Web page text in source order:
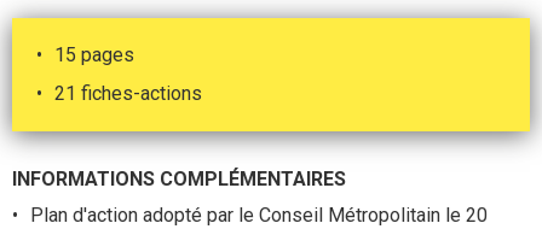
15 pages
21 fiches-actions
INFORMATIONS COMPLÉMENTAIRES
Plan d'action adopté par le Conseil Métropolitain le 20